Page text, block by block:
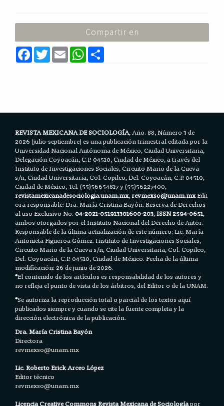
Compartir en
F
a
c
T
w
i
E
m
a
W
h
a
REVISTA MEXICANA DE SOCIOLOGÍA, Año. 88, Número 3 de
2026 (julio-septiembre) es una publicación trimestral editada por la
Universidad Nacional Autónoma de México, Ciudad Universitaria,
Delegación Coyoacán, C.P. 04510, Ciudad de México, a través del
Instituto de Investigaciones Sociales, Circuito Mario de la Cueva
s/n, Ciudad Universitaria, Col. Copilco, Del. Coyoacán, C.P. 04510,
Ciudad de México, Tel. (55)56654817 y (55)56227400,
revistamexicanadesociologia.unam.mx,revmexso@unam.mxEdit
ora responsable: Dra. María Cristina Bayón. Reserva de Derechos
al uso Exclusivo No.04-2021-051913301600-203,ISSN 2594-0651,
ambos otorgados por el Instituto Nacional del Derecho de Autor.
Responsable de la última actualización de este número: Lic. María
Antonieta Figueroa Gómez. Instituto de Investigaciones Sociales,
Circuito Mario de la Cueva s/n, Ciudad Universitaria, Col. Copilco,
Del. Coyoacán, C.P. 04510, Ciudad de México. Fecha de la última
modificación: 26 de junio de 2026.
*El contenido de los artículos es responsabilidad de los autores y
no refleja el punto de vista de los árbitros, del Editor o de la UNAM.
*Se autoriza la reproducción total o parcial de los textos aquí
publicados siempre y cuando se cite la fuente completa y la
dirección electrónica de la publicación.
Dra. María Cristina Bayón
Directora
revmexso@unam.mx
Lic. Roberto Erick Arceo López
Editor técnico
revmexso@unam.mx
Licencia Creative Commons Revista Mexicana de Sociologíapor